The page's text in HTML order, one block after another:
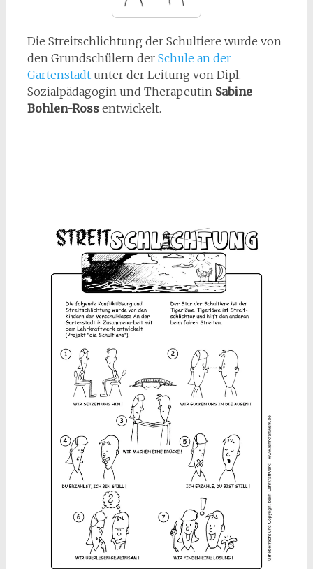
Die Streitschlichtung der Schultiere wurde von
den Grundschülern der Schule an der
Gartenstadtunter der Leitung von Dipl.
Sozialpädagogin und TherapeutinSabine
Bohlen-Rossentwickelt.